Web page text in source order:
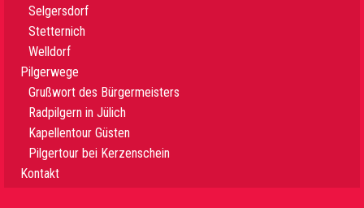
Selgersdorf
Stetternich
Welldorf
Pilgerwege
Grußwort des Bürgermeisters
Radpilgern in Jülich
Kapellentour Güsten
Pilgertour bei Kerzenschein
Kontakt